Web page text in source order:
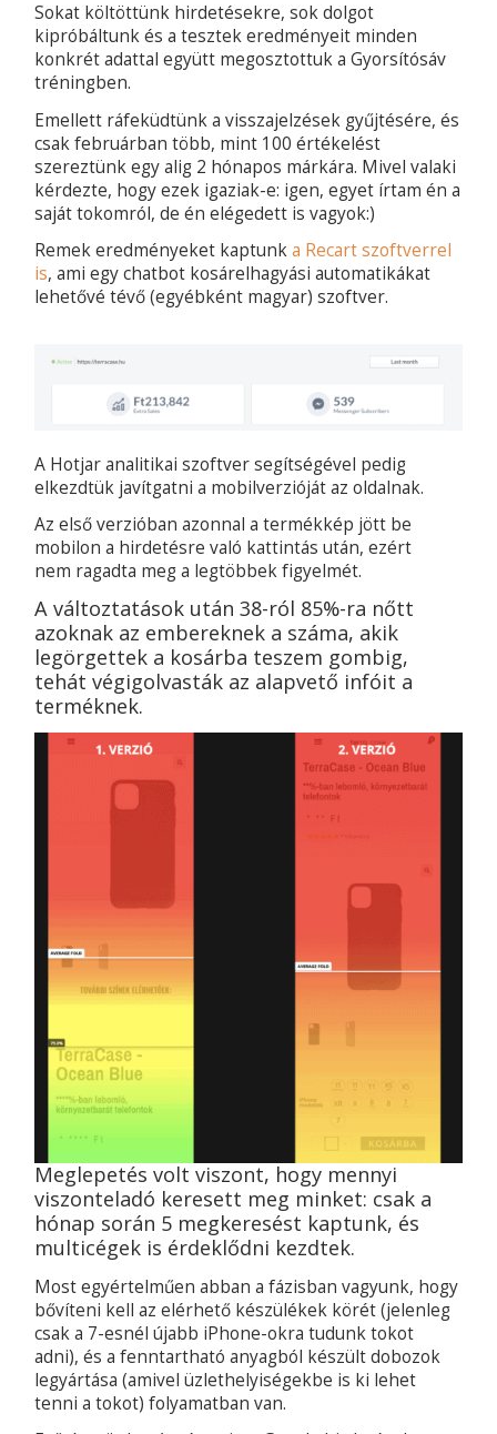
Sokat költöttünk hirdetésekre, sok dolgot
kipróbáltunk és a tesztek eredményeit minden
konkrét adattal együtt megosztottuk a Gyorsítósáv
tréningben.
Emellett ráfeküdtünk a visszajelzések gyűjtésére, és
csak februárban több, mint 100 értékelést
szereztünk egy alig 2 hónapos márkára. Mivel valaki
kérdezte, hogy ezek igaziak-e: igen, egyet írtam én a
saját tokomról, de én elégedett is vagyok:)
Remek eredményeket kaptunka Recart szoftverrel
is, ami egy chatbot kosárelhagyási automatikákat
lehetővé tévő (egyébként magyar) szoftver.
A Hotjar analitikai szoftver segítségével pedig
elkezdtük javítgatni a mobilverzióját az oldalnak.
Az első verzióban azonnal a termékkép jött be
mobilon a hirdetésre való kattintás után, ezért
nem ragadta meg a legtöbbek figyelmét.
A változtatások után 38-ról 85%-ra nőtt
azoknak az embereknek a száma, akik
legörgettek a kosárba teszem gombig,
tehát végigolvasták az alapvető infóit a
terméknek.
Meglepetés volt viszont, hogy mennyi
viszonteladó keresett meg minket: csak a
hónap során 5 megkeresést kaptunk, és
multicégek is érdeklődni kezdtek.
Most egyértelműen abban a fázisban vagyunk, hogy
bővíteni kell az elérhető készülékek körét (jelenleg
csak a 7-esnél újabb iPhone-okra tudunk tokot
adni), és a fenntartható anyagból készült dobozok
legyártása (amivel üzlethelyiségekbe is ki lehet
tenni a tokot) folyamatban van.